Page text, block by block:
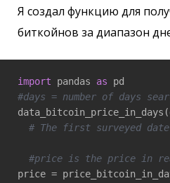
Я создал функцию для
биткойнов за диапазон
import pandas as
#days = number of days
# The first surveyed
#price is the price in
price =